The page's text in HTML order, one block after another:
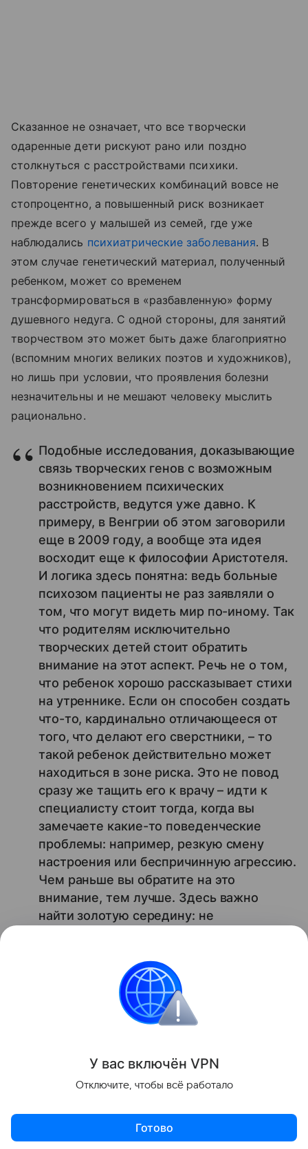
Сказанное не означает, что все творчески
одаренные дети рискуют рано или поздно
столкнуться с расстройствами психики.
Повторение генетических комбинаций вовсе не
стопроцентно, а повышенный риск возникает
прежде всего у малышей из семей, где уже
наблюдались психиатрические заболевания. В
этом случае генетический материал, полученный
ребенком, может со временем
трансформироваться в «разбавленную» форму
душевного недуга. С одной стороны, для занятий
творчеством это может быть даже благоприятно
(вспомним многих великих поэтов и художников),
но лишь при условии, что проявления болезни
незначительны и не мешают человеку мыслить
рационально.
Подобные исследования, доказывающие
связь творческих генов с возможным
возникновением психических
расстройств, ведутся уже давно. К
примеру, в Венгрии об этом заговорили
еще в 2009 году, а вообще эта идея
восходит еще к философии Аристотеля.
И логика здесь понятна: ведь больные
психозом пациенты не раз заявляли о
том, что могут видеть мир по-иному. Так
что родителям исключительно
творческих детей стоит обратить
внимание на этот аспект. Речь не о том,
что ребенок хорошо рассказывает стихи
на утреннике. Если он способен создать
что-то, кардинально отличающееся от
того, что делают его сверстники, – то
такой ребенок действительно может
находиться в зоне риска. Это не повод
сразу же тащить его к врачу – идти к
специалисту стоит тогда, когда вы
замечаете какие-то поведенческие
проблемы: например, резкую смену
настроения или беспричинную агрессию.
Чем раньше вы обратите на это
внимание, тем лучше. Здесь важно
найти золотую середину: не
отдельной картиной или стихотворением
Петр Аксенов
Поделиться
У вас включён VPN
Отключите, чтобы всё работало
Готово